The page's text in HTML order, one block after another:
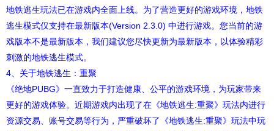
地铁逃生玩法已在游戏内全面上线。为了营造更好的游戏环境，地铁
逃生模式仅支持在最新版本(Version 2.3.0) 中进行游戏。您当前的游
戏版本不是最新版本，我们建议您尽快更新为最新版本，以体验精彩
刺激的地铁逃生模式。
4、关于地铁逃生：重聚
《绝地PUBG》一直致力于打造健康、公平的游戏环境，为玩家带来
更好的游戏体验。近期游戏内出现了在《地铁逃生:重聚》玩法内进行
资源交易、账号交易等行为，严重破坏了《地铁逃生:重聚》玩法中玩